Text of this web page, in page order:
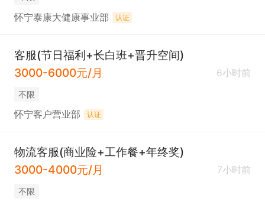
怀宁泰康大健康事业部 认证
客服(节日福利+长白班+晋升空间)
3000-6000元/月
6小时前
不限
怀宁客户营业部 认证
物流客服(商业险+工作餐+年终奖)
3000-4000元/月
7小时前
不限